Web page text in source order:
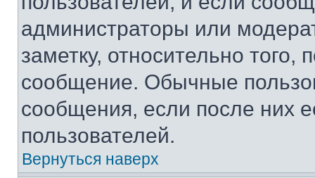
администраторы или
заметку, относительно
сообщение. Обычные
сообщения, если после них
пользователей.
Вернуться наверх